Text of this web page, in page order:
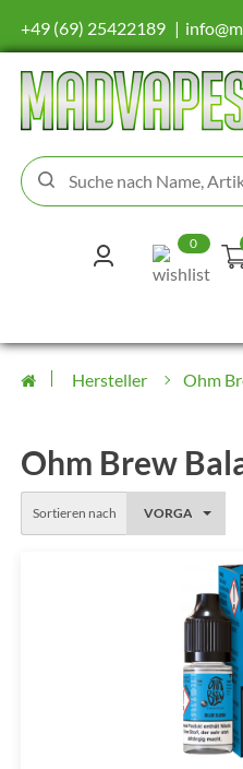
+49 (69) 25422189
0
Hersteller Ohm
Ohm Brew
Sortieren nach VORGABE